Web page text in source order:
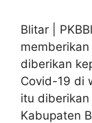
Blitar |
diberikan
Covid-19 di
itu diberikan
Kabupaten